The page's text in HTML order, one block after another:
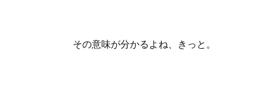
その意味が分かるよね、きっと。